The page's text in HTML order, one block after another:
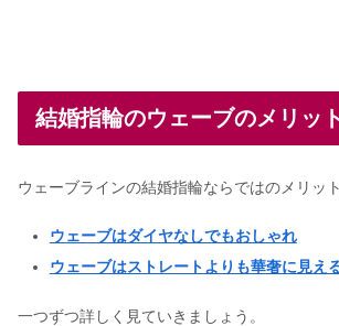
結婚指輪のウェーブのメリッ
ウェーブラインの結婚指輪ならではのメリッ
ウェーブはダイヤなしでもおしゃれ
ウェーブはストレートよりも華奢に見え
一つずつ詳しく見ていきましょう。